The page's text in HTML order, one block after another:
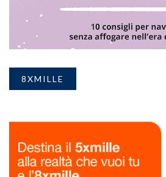
8XMILLE